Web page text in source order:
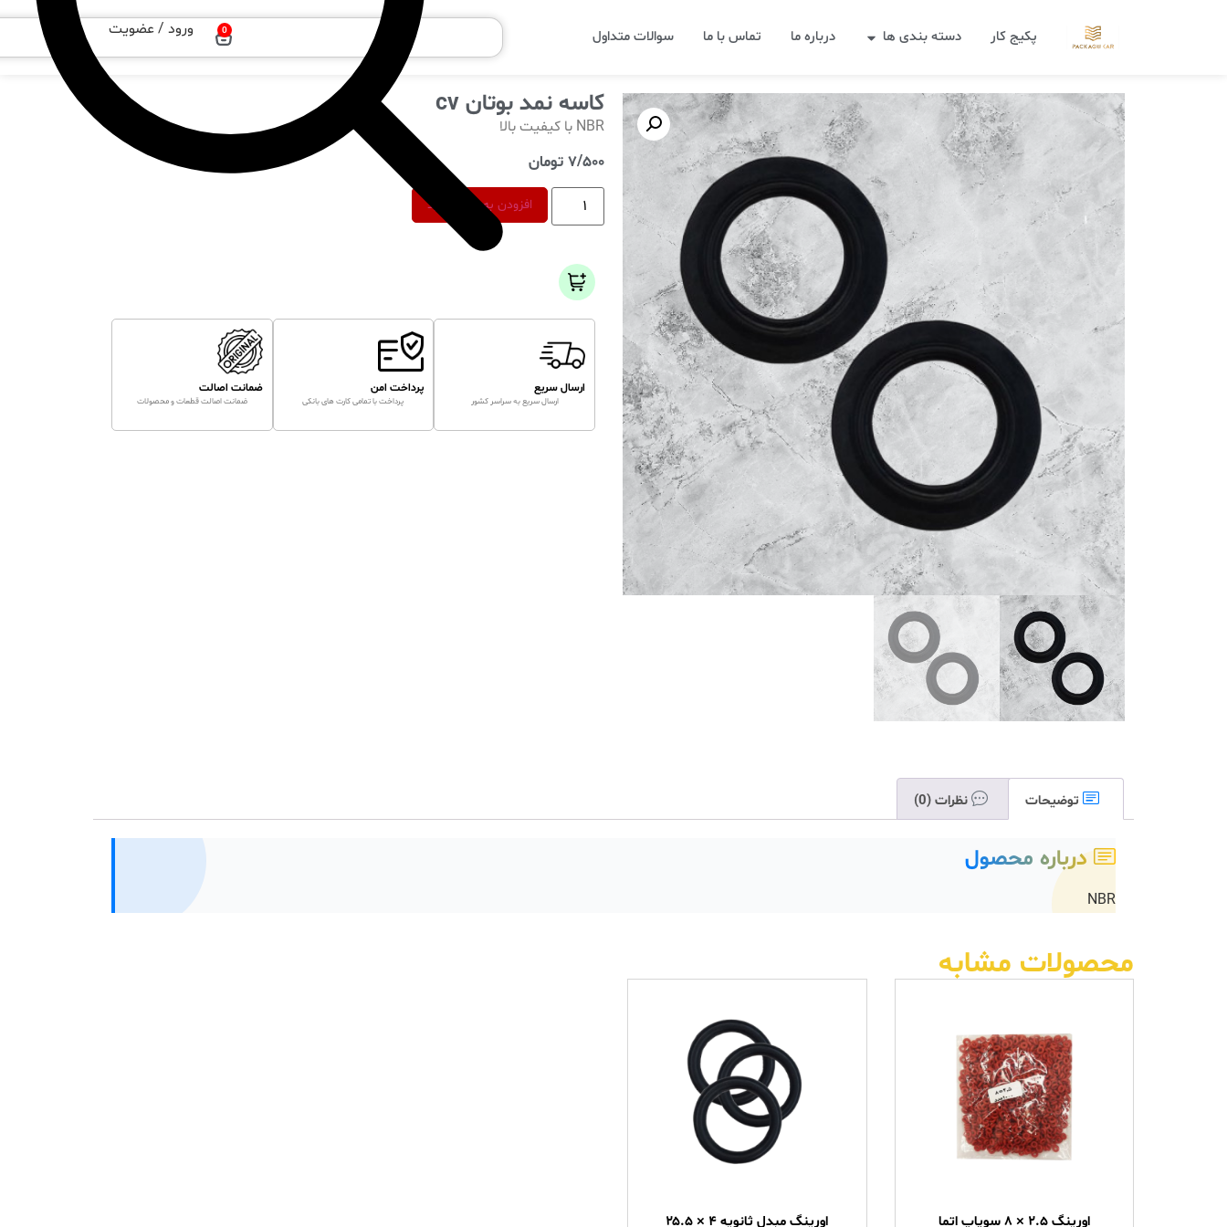
پکیج کار دسته بندی ها درباره ما تماس با ما سوالات متداول 0 ورود / عضویت
کاسه نمد بوتان cv
NBR با کیفیت بالا
7/500 تومان
افزودن به سبد خرید
ارسال سریع
ارسال سریع به سراسر کشور
پرداخت امن
پرداخت با تمامی کارت های بانکی
ضمانت اصالت
ضمانت اصالت قطعات و محصولات
توضیحات نظرات (0)
درباره محصول
NBR
محصولات مشابه
اورینگ ۲.۵ × ۸ سوپاپ اتما اورینگ مبدل ثانویه ۴ × ۲۵.۵